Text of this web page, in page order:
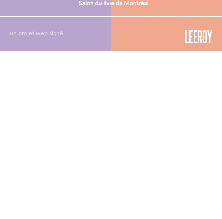
un projet web signé